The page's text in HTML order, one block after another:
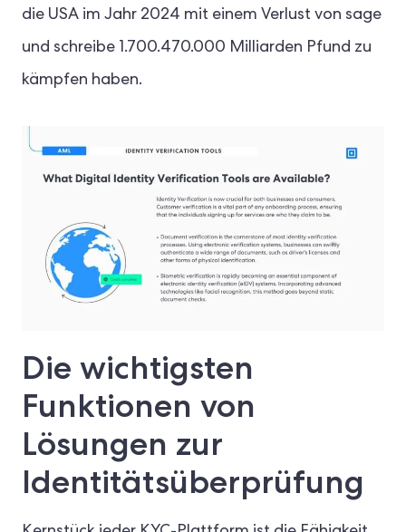
die USA im Jahr 2024 mit einem Verlust von sage
und schreibe 1.700.470.000 Milliarden Pfund zu
kämpfen haben.
Die wichtigsten
Funktionen von
Lösungen zur
Identitätsüberprüfung